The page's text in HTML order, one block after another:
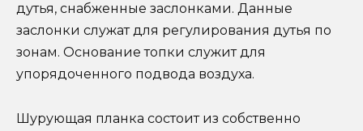
дутья, снабженные заслонками. Данные
заслонки служат для регулирования дутья по
зонам. Основание топки служит для
упорядоченного подвода воздуха.
Шурующая планка состоит из собственно